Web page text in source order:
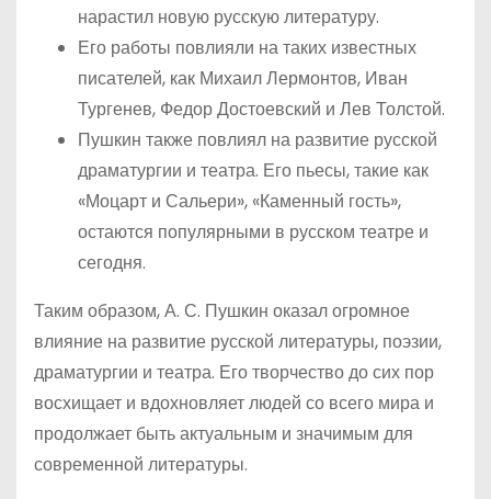
нарастил новую русскую литературу.
Его работы повлияли на таких известных
писателей, как Михаил Лермонтов, Иван
Тургенев, Федор Достоевский и Лев Толстой.
Пушкин также повлиял на развитие русской
драматургии и театра. Его пьесы, такие как
«Моцарт и Сальери», «Каменный гость»,
остаются популярными в русском театре и
сегодня.
Таким образом, А. С. Пушкин оказал огромное
влияние на развитие русской литературы, поэзии,
драматургии и театра. Его творчество до сих пор
восхищает и вдохновляет людей со всего мира и
продолжает быть актуальным и значимым для
современной литературы.